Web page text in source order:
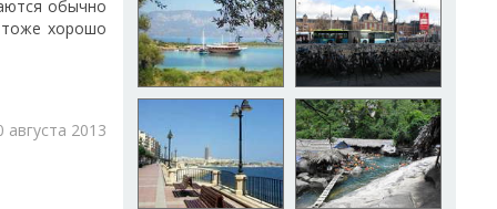
обычно
тоже хорошо
августа 2013